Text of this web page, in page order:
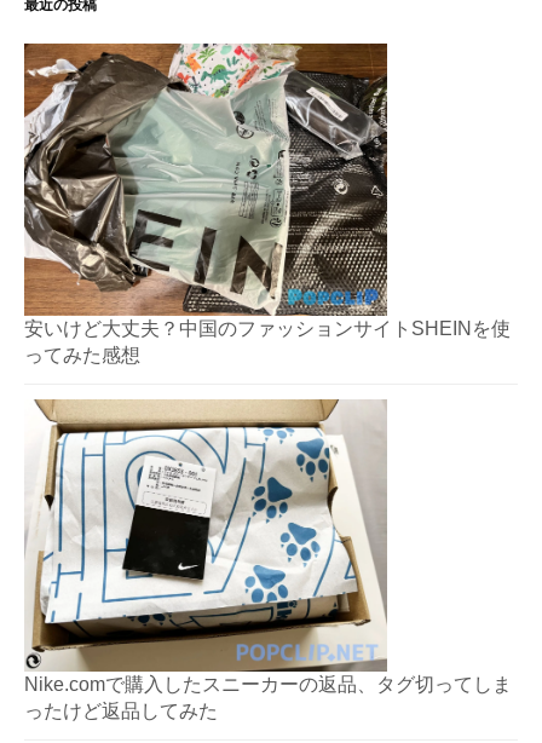
最近の投稿
安いけど大丈夫？中国のファッションサイトSHEINを使
ってみた感想
Nike.comで購入したスニーカーの返品、タグ切ってしま
ったけど返品してみた